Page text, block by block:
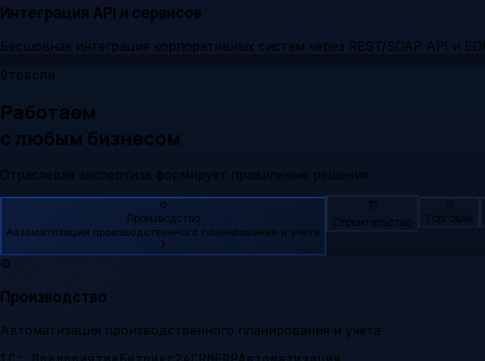
Интеграция API и сервисов
Бесшовная интеграция корпоративных систем через REST/SOAP API и EDI
Отрасли
Работаем
с любым бизнесом
Отраслевая экспертиза формирует правильные решения
⚙️
Производство
Автоматизация производственного планирования и учёта
🏗️
Строительство
🛒
Торговля
⚙️
Производство
Автоматизация производственного планирования и учёта